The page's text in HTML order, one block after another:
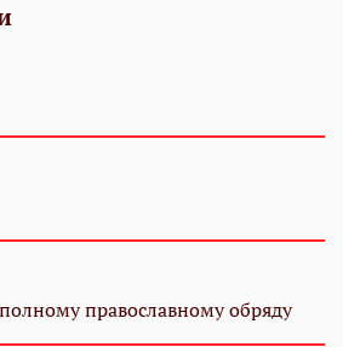
православному обряду